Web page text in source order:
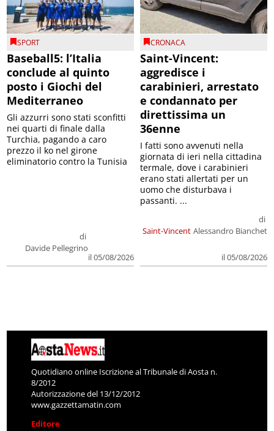
SPORT
Baseball5: l’Italia
conclude al quinto
posto i Giochi del
Mediterraneo
di
Davide Pellegrino
il 05/08/2026
Gli azzurri sono stati sconfitti
nei quarti di finale dalla
Turchia, pagando a caro
prezzo il ko nel girone
eliminatorio contro la Tunisia
CRONACA
Saint-Vincent:
aggredisce i
carabinieri, arrestato
e condannato per
direttissima un
36enne
Saint-Vincent
di
Alessandro Bianchet
il 05/08/2026
I fatti sono avvenuti nella
giornata di ieri nella cittadina
termale, dove i carabinieri
erano stati allertati per un
uomo che disturbava i
passanti. ...
Quotidiano online Iscrizione al Tribunale di Aosta n.
8/2012
Autorizzazione del 13/12/2012
www.gazzettamatin.com
Editore